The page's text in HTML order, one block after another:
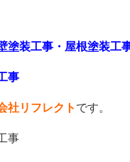
塗装工事・屋根塗装工
事
社リフレクト です。
事